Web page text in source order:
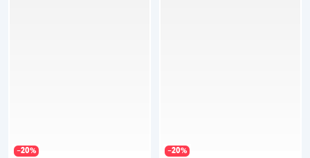
−20% −20%